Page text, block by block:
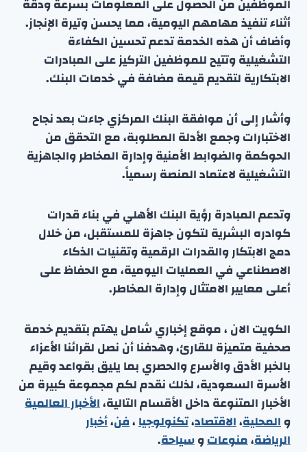
الموظفين من الحصول على المعلومات بسرعة ودقة
أثناء تنفيذ مهامهم اليومية، مما يحسن وتيرة الإنجاز.
وأضاف أن هذه الخدمة تدعم تحسين الكفاءة
التشغيلية وتتيح للموظفين التركيز على المبادرات
الابتكارية لتقديم قيمة مضافة في خدمات البنك.
وأشار إلى أن موافقة البنك المركزي جاءت بعد نجاح
الاختبارات وجمع الأدلة المطلوبة، مع التحقق من
الحوكمة والضوابط الأمنية وإدارة المخاطر والجاهزية
التشغيلية لاعتماد المنصة رسمياً.
وتدعم المبادرة رؤية البنك الأهلي في بناء قدرات
كوادره البشرية لتكون جاهزة للمستقبل، من خلال
دمج الابتكار والقدرات الرقمية وتقنيات الذكاء
الاصطناعي في العمليات اليومية، مع الحفاظ على
أعلى معايير الامتثال وإدارة المخاطر.
الكويت الان ، موقع إخباري شامل يهتم بتقديم خدمة
صحفية متميزة للقارئ، وهدفنا أن نصل لقرائنا الأعزاء
بالخبر الأدق والأسرع والحصري بما يليق بقواعد وقيم
الأسرة السعودية، لذلك نقدم لكم مجموعة كبيرة من
الأخبار المتنوعة داخل الأقسام التالية،الأخبار العالمية
والمحلية،الاقتصاد،تكنولوجيا،فن،أخبار
الرياضة،منوعاتوسياحة.